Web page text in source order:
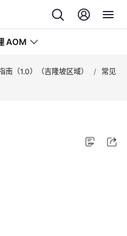
AOM
南（1.0）（吉隆坡区域） /
常见